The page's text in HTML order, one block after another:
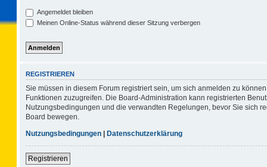
Angemeldet bleiben
Meinen Online-Status während dieser Sitzung verbergen
REGISTRIEREN
Sie müssen in diesem Forum registriert sein, um sich anmelden zu
Funktionen zuzugreifen. Die Board-Administration kann registrierten
Nutzungsbedingungen und die verwandten Regelungen, bevor Sie sich
Board bewegen.
Nutzungsbedingungen | Datenschutzerklärung
Registrieren